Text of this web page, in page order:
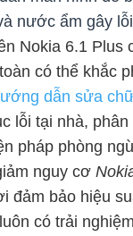
nước ẩm gây
Nokia 6.1 Plus
có thể khắc
dẫn sửa
lỗi tại nhà, phân
pháp phòng
nguy cơ
đảm bảo hiệu
có trải